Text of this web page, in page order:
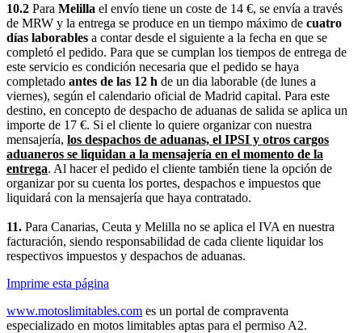
10.2 Para Melilla el envío tiene un coste de 14 €, se envía a través
de MRW y la entrega se produce en un tiempo máximo de cuatro
días laborables a contar desde el siguiente a la fecha en que se
completó el pedido. Para que se cumplan los tiempos de entrega de
este servicio es condición necesaria que el pedido se haya
completado antes de las 12 h de un dia laborable (de lunes a
viernes), según el calendario oficial de Madrid capital. Para este
destino, en concepto de despacho de aduanas de salida se aplica un
importe de 17 €. Si el cliente lo quiere organizar con nuestra
mensajería, los despachos de aduanas, el IPSI y otros cargos
aduaneros se liquidan a la mensajería en el momento de la
entrega. Al hacer el pedido el cliente también tiene la opción de
organizar por su cuenta los portes, despachos e impuestos que
liquidará con la mensajería que haya contratado.
11. Para Canarias, Ceuta y Melilla no se aplica el IVA en nuestra
facturación, siendo responsabilidad de cada cliente liquidar los
respectivos impuestos y despachos de aduanas.
Imprime esta página
www.motoslimitables.com es un portal de compraventa
especializado en motos limitables aptas para el permiso A2.